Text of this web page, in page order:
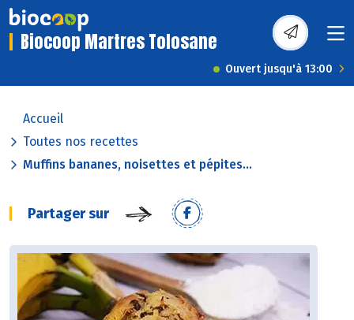
Biocoop Martres Tolosane
Ouvert jusqu'à 13:00
Accueil
Toutes nos recettes
Muffins bananes, noisettes et pépites...
Partager sur